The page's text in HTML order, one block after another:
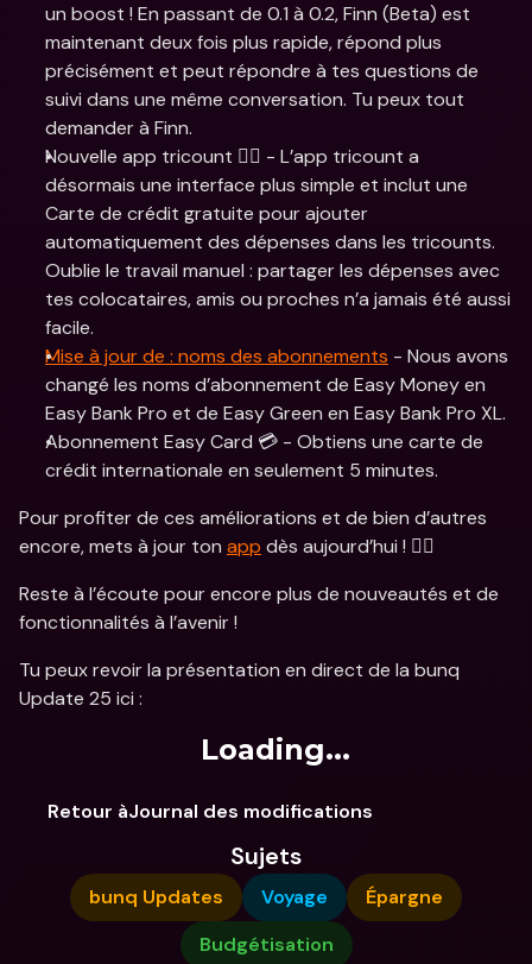
un boost ! En passant de 0.1 à 0.2, Finn (Beta) est
maintenant deux fois plus rapide, répond plus
précisément et peut répondre à tes questions de
suivi dans une même conversation. Tu peux tout
demander à Finn.
Nouvelle app tricount 👯‍♀️ - L’app tricount a
désormais une interface plus simple et inclut une
Carte de crédit gratuite pour ajouter
automatiquement des dépenses dans les tricounts.
Oublie le travail manuel : partager les dépenses avec
tes colocataires, amis ou proches n’a jamais été aussi
facile.
Mise à jour de : noms des abonnements - Nous avons
changé les noms d’abonnement de Easy Money en
Easy Bank Pro et de Easy Green en Easy Bank Pro XL.
Abonnement Easy Card 💳 - Obtiens une carte de
crédit internationale en seulement 5 minutes.
Pour profiter de ces améliorations et de bien d’autres
encore, mets à jour ton app dès aujourd’hui ! 🏃‍♂️
Reste à l’écoute pour encore plus de nouveautés et de
fonctionnalités à l’avenir !
Tu peux revoir la présentation en direct de la bunq
Update 25 ici :
Loading...
Retour àJournal des modifications
Sujets
bunq Updates Voyage
Épargne
Budgétisation